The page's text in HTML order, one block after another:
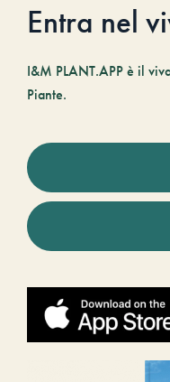
Entra nel
I&M PLANT.APP è il
Piante.